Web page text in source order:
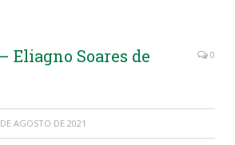
Eliagno Soares de
0
AGOSTO DE 2021